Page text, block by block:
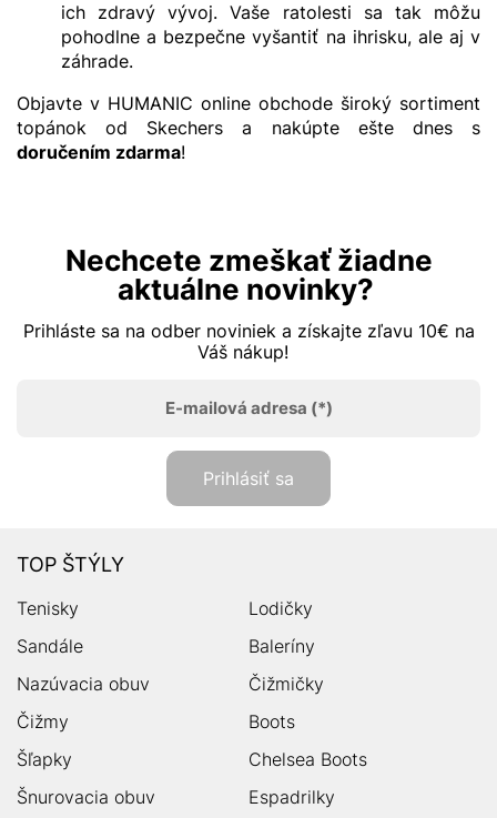
ich zdravý vývoj. Vaše ratolesti sa tak môžu
pohodlne a bezpečne vyšantiť na ihrisku, ale aj v
záhrade.
Objavte v HUMANIC online obchode široký sortiment
topánok od Skechers a nakúpte ešte dnes s
doručením zdarma!
Nechcete zmeškať žiadne
aktuálne novinky?
Prihláste sa na odber noviniek a získajte zľavu 10€ na
Váš nákup!
E-mailová adresa (*)
Prihlásiť sa
TOP ŠTÝLY
Tenisky
Lodičky
Sandále
Baleríny
Nazúvacia obuv
Čižmičky
Čižmy
Boots
Šľapky
Chelsea Boots
Šnurovacia obuv
Espadrilky